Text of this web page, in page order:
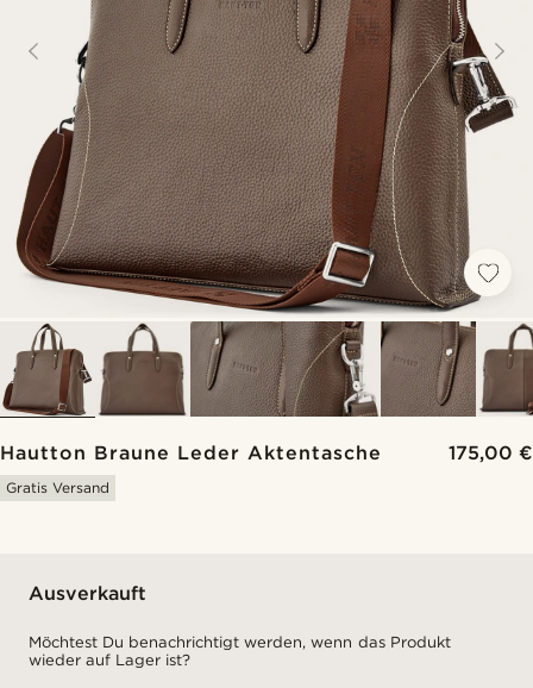
Hautton Braune Leder Aktentasche 175,00 €
Gratis Versand
Ausverkauft
Möchtest Du benachrichtigt werden, wenn das Produkt
wieder auf Lager ist?